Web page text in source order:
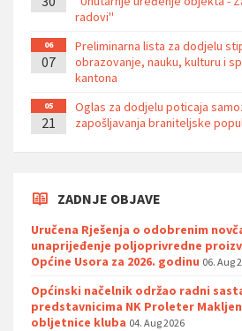
radovi''
06
07
Preliminarna lista za dodjelu
obrazovanje, nauku, kulturu i
kantona
05
21
Oglas za dodjelu poticaja
zapošljavanja braniteljske
ZADNJE OBJAVE
Uručena Rješenja o odobrenim
unaprijeđenje poljoprivredne
Općine Usora za 2026. godinu 06. Aug
Općinski načelnik održao radni
predstavnicima NK Proleter
obljetnice kluba 04. Aug 2026